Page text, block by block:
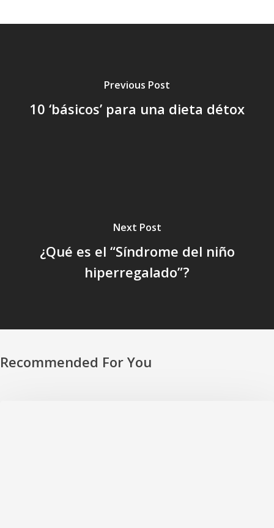
Previous Post
10 ‘básicos’ para una dieta détox
Next Post
¿Qué es el “Síndrome del niño
hiperregalado”?
Recommended For You